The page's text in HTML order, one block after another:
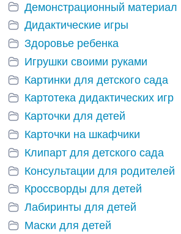
Демонстрационный материал
Дидактические игры
Здоровье ребенка
Игрушки своими руками
Картинки для детского сада
Картотека дидактических игр
Карточки для детей
Карточки на шкафчики
Клипарт для детского сада
Консультации для родителей
Кроссворды для детей
Лабиринты для детей
Маски для детей